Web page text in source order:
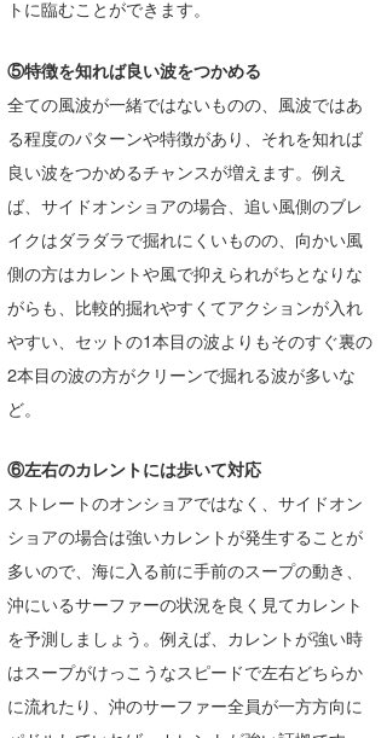
トに臨むことができます。
⑤特徴を知れば良い波をつかめる
全ての風波が一緒ではないものの、風波ではあ
る程度のパターンや特徴があり、それを知れば
良い波をつかめるチャンスが増えます。例え
ば、サイドオンショアの場合、追い風側のブレ
イクはダラダラで掘れにくいものの、向かい風
側の方はカレントや風で抑えられがちとなりな
がらも、比較的掘れやすくてアクションが入れ
やすい、セットの1本目の波よりもそのすぐ裏の
2本目の波の方がクリーンで掘れる波が多いな
ど。
⑥左右のカレントには歩いて対応
ストレートのオンショアではなく、サイドオン
ショアの場合は強いカレントが発生することが
多いので、海に入る前に手前のスープの動き、
沖にいるサーファーの状況を良く見てカレント
を予測しましょう。例えば、カレントが強い時
はスープがけっこうなスピードで左右どちらか
に流れたり、沖のサーファー全員が一方方向に
SancheZ
ゴン
米山予報士
wanda
予報士 hiro.
banpaku
Mr.K
Romisea